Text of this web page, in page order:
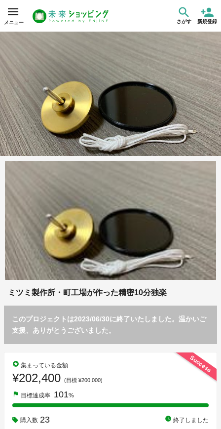
メニュー さがす 新規登録
ミツミ製作所・町工場が作った精密10分独楽
このプロジェクトは2023/06/30に終了いたしました。温かいご
支援、ありがとうございました。
Success
stars 集まっている金額
¥202,400 (目標 ¥200,000)
flag 目標達成率 101%
購入数 23 watch_later 終了しました